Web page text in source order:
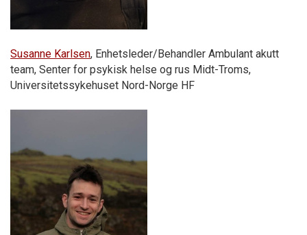
Susanne Karlsen, Enhetsleder/Behandler Ambulant akutt
team, Senter for psykisk helse og rus Midt-Troms,
Universitetssykehuset Nord-Norge HF